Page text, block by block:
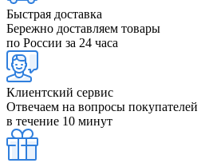
Быстрая доставка
Бережно доставляем товары
по России за 24 часа
Клиентский сервис
Отвечаем на вопросы покупателей
в течение 10 минут